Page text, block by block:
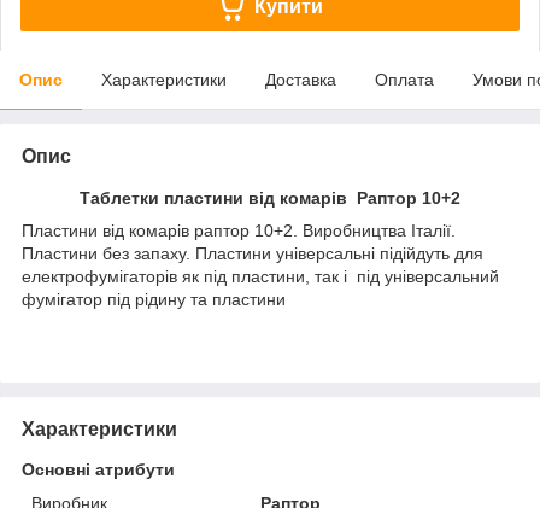
Купити
Опис Характеристики Доставка Оплата Умови
Опис
Таблетки пластини від комарів Раптор 10+2
Пластини від комарів раптор 10+2. Виробництва Італії.
Пластини без запаху. Пластини універсальні підійдуть для
електрофумігаторів як під пластини, так і під універсальний
фумігатор під рідину та пластини
Характеристики
Основні атрибути
Виробник
Раптор